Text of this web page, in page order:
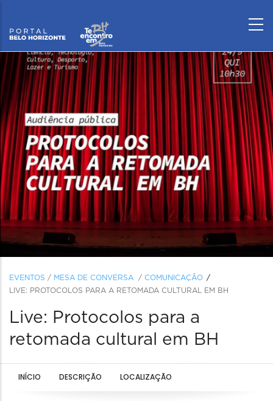
EVENTOS / MESA DE CONVERSA / COMUNICAÇÃO
LIVE: PROTOCOLOS PARA A RETOMADA CULTURAL EM BH
Live: Protocolos para a
retomada cultural em BH
INÍCIO DESCRIÇÃO LOCALIZAÇÃO